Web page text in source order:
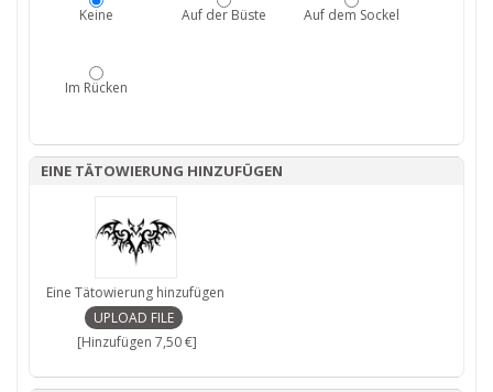
Keine Auf der Büste Auf dem Sockel
Im Rücken
EINE TÄTOWIERUNG HINZUFÜGEN
Eine Tätowierung hinzufügen
[Hinzufügen 7,50 €]